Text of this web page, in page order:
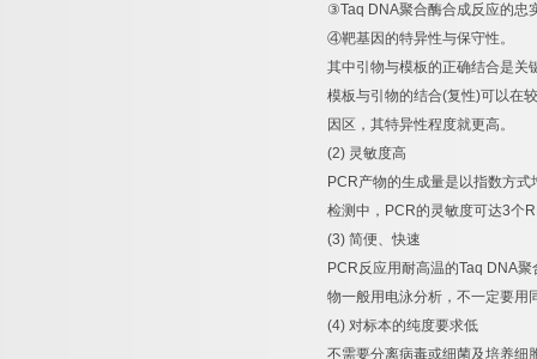
③Taq DNA聚合酶合成反应的忠
④靶基因的特异性与保守性。
其中引物与模板的正确结合是关
模板与引物的结合(复性)可以在
因区，其特异性程度就更高。
(2) 灵敏度高
PCR产物的生成量是以指数方式
检测中， PCR的灵敏度可达3个
(3) 简便、快速
PCR反应用耐高温的Taq DNA聚
物一般用电泳分析，不一定要用
(4) 对标本的纯度要求低
不需要分离病毒或细菌及培养细